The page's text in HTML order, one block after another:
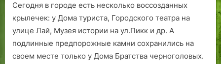
Сегодня в городе есть несколько воссозданных
крылечек: у Дома туриста, Городского театра на
улице Лай, Музея истории на ул.Пикк и др. А
подлинные предпорожные камни сохранились на
своем месте только у Дома Братства черноголовых.